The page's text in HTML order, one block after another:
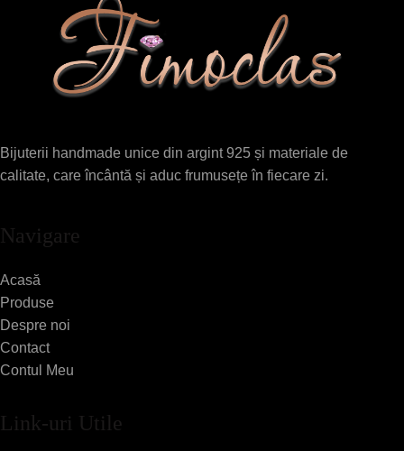
Bijuterii handmade unice din argint 925 și materiale de
calitate, care încântă și aduc frumusețe în fiecare zi.
Navigare
Acasă
Produse
Despre noi
Contact
Contul Meu
Link-uri Utile